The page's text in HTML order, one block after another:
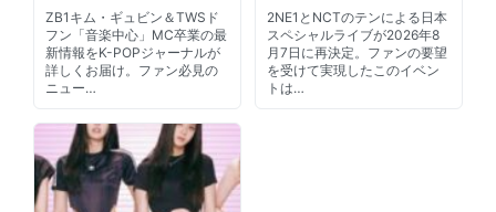
ZB1キム・ギュビン＆TWSド
フン「音楽中心」MC卒業の最
新情報をK-POPジャーナルが
詳しくお届け。ファン必見の
ニュー…
2NE1とNCTのテンによる日本
スペシャルライブが2026年8
月7日に再決定。ファンの要望
を受けて実現したこのイベン
トは…